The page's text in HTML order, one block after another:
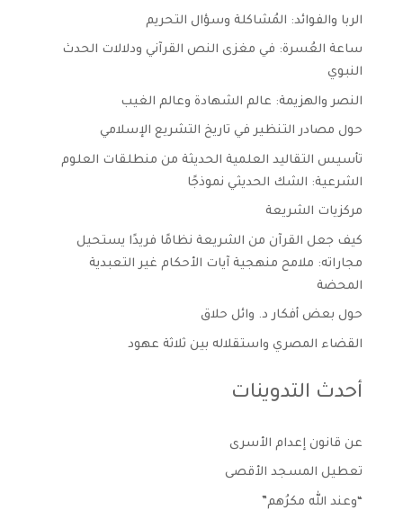
الربا والفوائد: المُشاكلة وسؤال التحريم
ساعة العُسرة: في مغزى النص القرآني ودلالات الحدث
النبوي
النصر والهزيمة: عالم الشهادة وعالم الغيب
حول مصادر التنظير في تاريخ التشريع الإسلامي
تأسيس التقاليد العلمية الحديثة من منطلقات العلوم
الشرعية: الشك الحديثي نموذجًا
مركزيات الشريعة
كيف جعل القرآن من الشريعة نظامًا فريدًا يستحيل
مجاراته: ملامح منهجية آيات الأحكام غير التعبدية
المحضة
حول بعض أفكار د. وائل حلاق
القضاء المصري واستقلاله بين ثلاثة عهود
أحدث التدوينات
عن قانون إعدام الأسرى
تعطيل المسجد الأقصى
“وعند الله مكرُهم”